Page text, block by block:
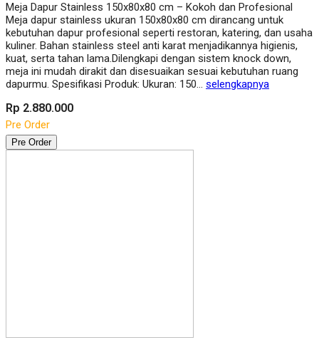
Meja Dapur Stainless 150x80x80 cm – Kokoh dan Profesional
Meja dapur stainless ukuran 150x80x80 cm dirancang untuk
kebutuhan dapur profesional seperti restoran, katering, dan usaha
kuliner. Bahan stainless steel anti karat menjadikannya higienis,
kuat, serta tahan lama.Dilengkapi dengan sistem knock down,
meja ini mudah dirakit dan disesuaikan sesuai kebutuhan ruang
dapurmu. Spesifikasi Produk: Ukuran: 150… selengkapnya
Rp 2.880.000
Pre Order
Pre Order